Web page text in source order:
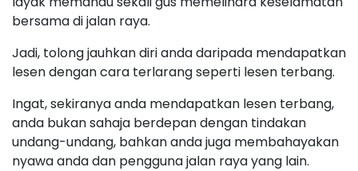
bersama di jalan raya.
Jadi, tolong jauhkan diri anda daripada mendapatkan
lesen dengan cara terlarang seperti lesen terbang.
Ingat, sekiranya anda mendapatkan lesen terbang,
anda bukan sahaja berdepan dengan tindakan
undang-undang, bahkan anda juga membahayakan
nyawa anda dan pengguna jalan raya yang lain.